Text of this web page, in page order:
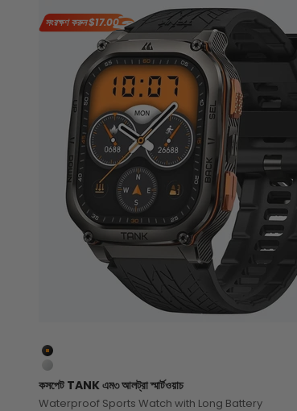
সংরক্ষণ করুন$17.00
কালো
সিলভার
কসপেট TANKএম৩ আলট্রা স্মার্টওয়াচ
Waterproof Sports Watch with Long Battery